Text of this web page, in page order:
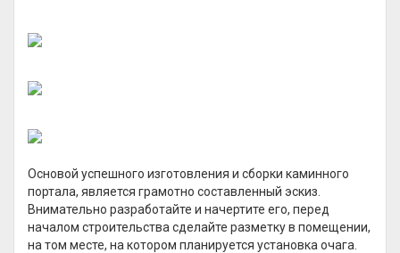
Основой успешного изготовления и сборки каминного
портала, является грамотно составленный эскиз.
Внимательно разработайте и начертите его, перед
началом строительства сделайте разметку в помещении,
на том месте, на котором планируется установка очага.